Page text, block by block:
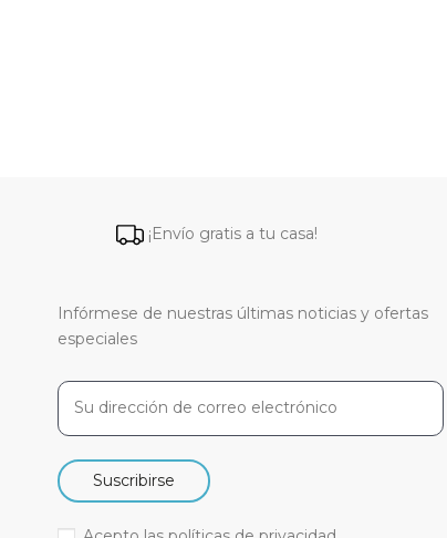
¡Envío gratis a tu casa!
Infórmese de nuestras últimas noticias y ofertas
especiales
Suscribirse